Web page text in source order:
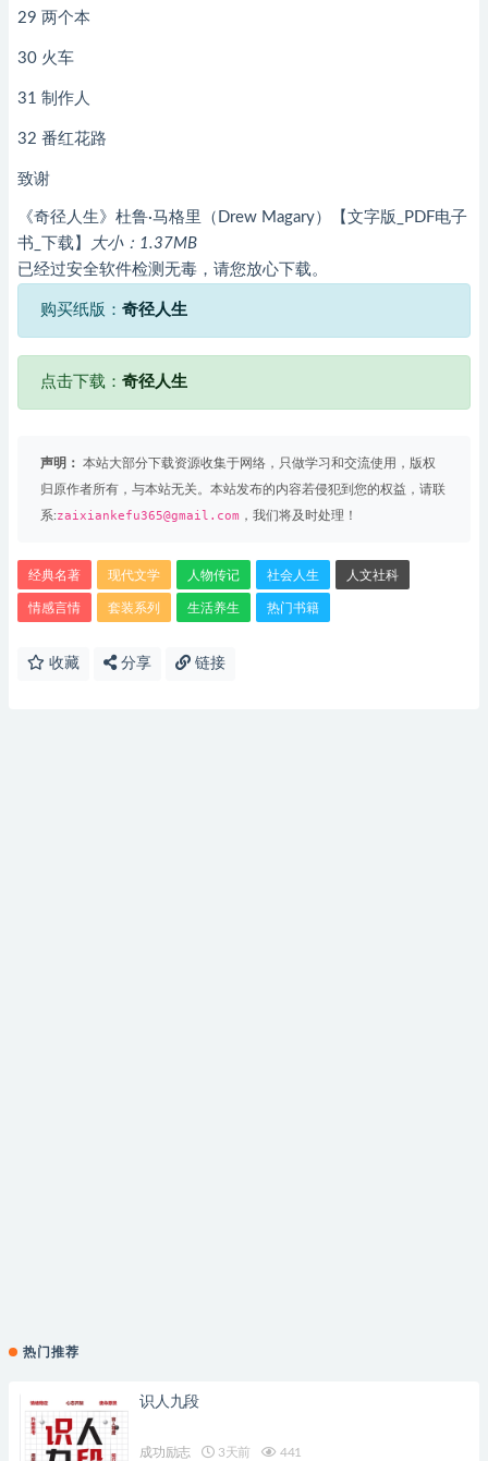
29 两个本
30 火车
31 制作人
32 番红花路
致谢
《奇径人生》杜鲁·马格里（Drew Magary）【文字版_PDF电子
书_下载】
大小：1.37MB
已经过安全软件检测无毒，请您放心下载。
购买纸版： 奇径人生
点击下载： 奇径人生
声明： 本站大部分下载资源收集于网络，只做学习和交流使用，版权
归原作者所有，与本站无关。本站发布的内容若侵犯到您的权益，请联
系:zaixiankefu365@gmail.com ，我们将及时处理！
经典名著 现代文学 人物传记 社会人生 人文社科
情感言情 套装系列 生活养生 热门书籍
收藏 分享 链接
热门推荐
识人九段
成功励志 3天前 441